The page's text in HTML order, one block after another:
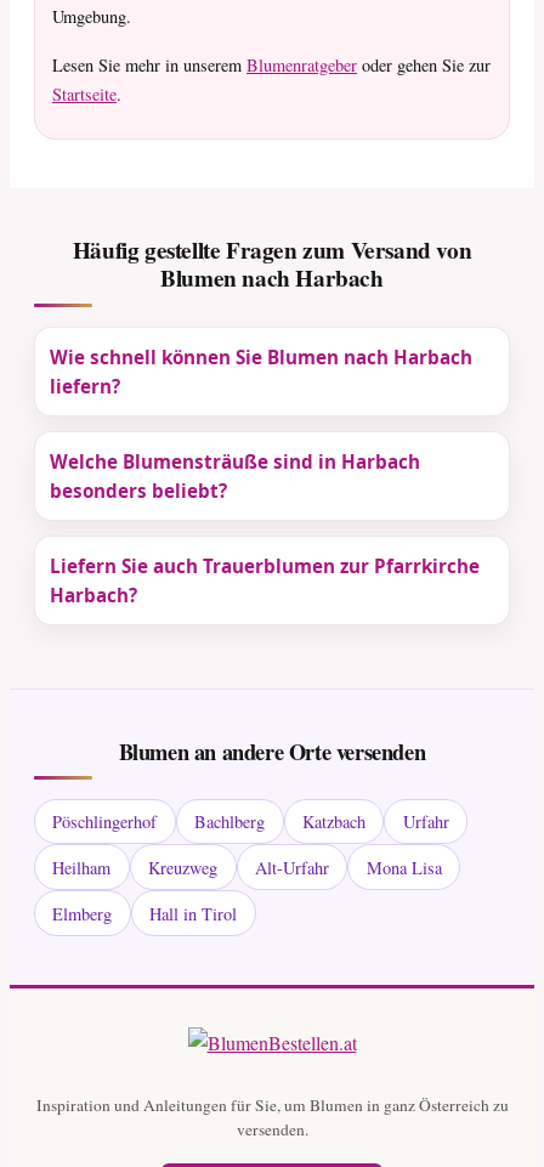
Umgebung.
Lesen Sie mehr in unserem Blumenratgeber oder gehen Sie zur
Startseite.
Häufig gestellte Fragen zum Versand von
Blumen nach Harbach
Wie schnell können Sie Blumen nach Harbach
liefern?
Welche Blumensträuße sind in Harbach
besonders beliebt?
Liefern Sie auch Trauerblumen zur Pfarrkirche
Harbach?
Blumen an andere Orte versenden
Pöschlingerhof Bachlberg Katzbach
Urfahr
Heilham
Kreuzweg Alt-Urfahr
Mona Lisa
Elmberg
Hall in Tirol
Inspiration und Anleitungen für Sie, um Blumen in ganz Österreich zu
versenden.